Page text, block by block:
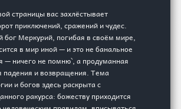
страницы вас захлёстывает
приключений, сражений и чудес.
бог Меркурий, погибая в своём мире,
в мир иной — и это не банальное
— ничего не помню`, а продуманная
падения и возвращения. Тема
и богов здесь раскрыта с
ракурса: божеству приходится